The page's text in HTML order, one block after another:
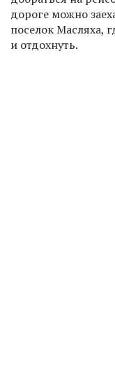
дороге можно
поселок Масляха,
и отдохнуть.